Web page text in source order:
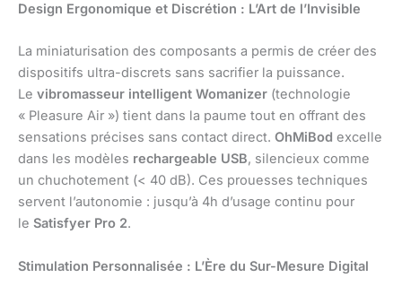
Design Ergonomique et Discrétion : L’Art de l’Invisible
La miniaturisation des composants a permis de créer des
dispositifs ultra-discrets sans sacrifier la puissance.
Le vibromasseur intelligent Womanizer (technologie
« Pleasure Air ») tient dans la paume tout en offrant des
sensations précises sans contact direct. OhMiBod excelle
dans les modèles rechargeable USB, silencieux comme
un chuchotement (< 40 dB). Ces prouesses techniques
servent l’autonomie : jusqu’à 4h d’usage continu pour
le Satisfyer Pro 2.
Stimulation Personnalisée : L’Ère du Sur-Mesure Digital